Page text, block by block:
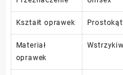
Kształt oprawek
Materiał
oprawek